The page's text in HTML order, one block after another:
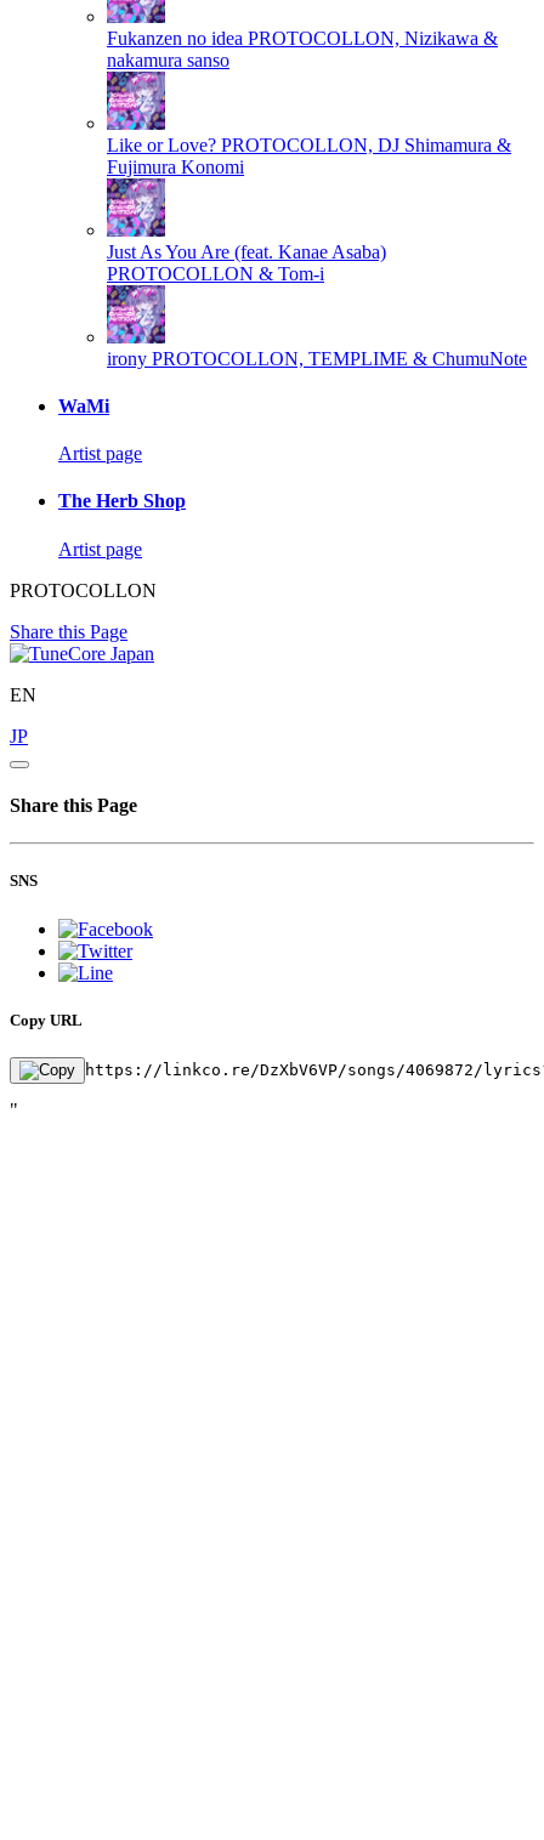
Fukanzen no idea PROTOCOLLON, Nizikawa &
nakamura sanso
Like or Love? PROTOCOLLON, DJ Shimamura &
Fujimura Konomi
Just As You Are (feat. Kanae Asaba)
PROTOCOLLON & Tom-i
irony PROTOCOLLON, TEMPLIME & ChumuNote
WaMi
Artist page
The Herb Shop
Artist page
PROTOCOLLON
Share this Page
EN
JP
Share this Page
SNS
Copy URL
https://linkco.re/DzXbV6VP/songs/4069872/
"